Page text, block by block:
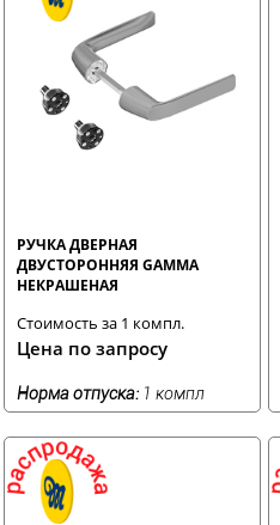
РУЧКА ДВЕРНАЯ
ДВУСТОРОННЯЯ GAMMA
НЕКРАШЕНАЯ
Стоимость за 1 компл.
Цена по запросу
Норма отпуска: 1 компл